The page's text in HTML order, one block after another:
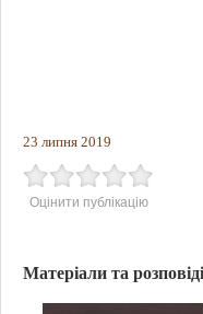
23 липня 2019
Оцінити публікацію
Матеріали та